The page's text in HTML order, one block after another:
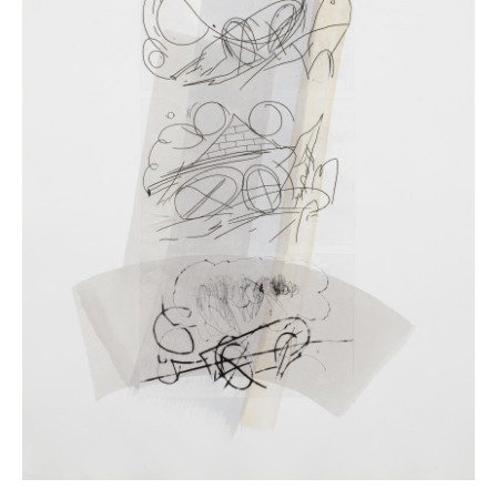
Доставка и оплата
piranesilab@gmail.com
Каталог
События
О нас
Контакты
Художники
Кабинет печатного искусства
ЦСИ «Винзавод»,
4-й Сыромятнический переулок, 1/8с21, C1